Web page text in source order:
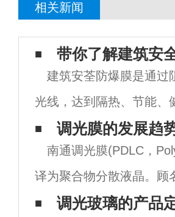
相关新闻
带你了解建筑安
建筑安荃防爆膜是通过
光线，达到隔热、节能、
装技巧和注意事项是什么
破碎事件的频繁发生，
调光膜的发展趋
南通调光膜(PDLC，
译为聚合物分散液晶。顾
线通过状态的膜。它主要
调光玻璃的产品